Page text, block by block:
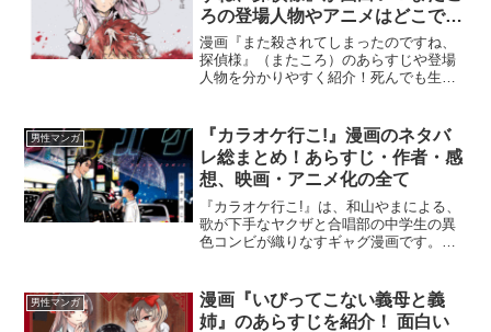
ろの登場人物やアニメはどこで見
れる？
漫画『また殺されてしまったのですね、
探偵様』（またころ）のあらすじや登場
人物を分かりやすく紹介！死んでも生き
開始のアニメ情報や読者の口コミ、無料
試し読み情報も満載！
男性マンガ
『カラオケ行こ!』漫画のネタバ
レ総まとめ！あらすじ・作者・感
想、映画・アニメ化の全て
『カラオケ行こ!』は、和山やまによる、
歌が下手なヤクザと合唱部の中学生の異
色コンビが織りなすギャグ漫画です。奇
ます。
男性マンガ
漫画『いびってこない義母と義
姉』のあらすじを紹介！ 面白い